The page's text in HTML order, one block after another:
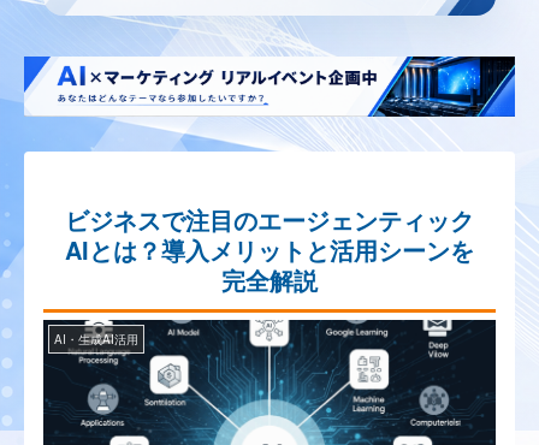
ビジネスで注目のエージェンティック
AIとは？導入メリットと活用シーンを
完全解説
AI・生成AI活用